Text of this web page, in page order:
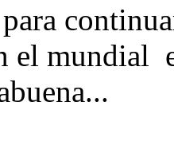
el mundial